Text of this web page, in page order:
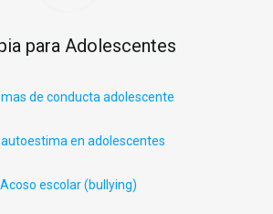
para Adolescentes
de conducta adolescente
autoestima en adolescentes
Acoso escolar (bullying)